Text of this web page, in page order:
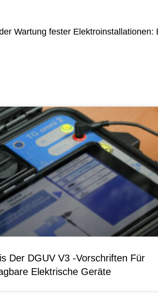
Der DGUV V3 -Vorschriften Für
Elektrische Geräte